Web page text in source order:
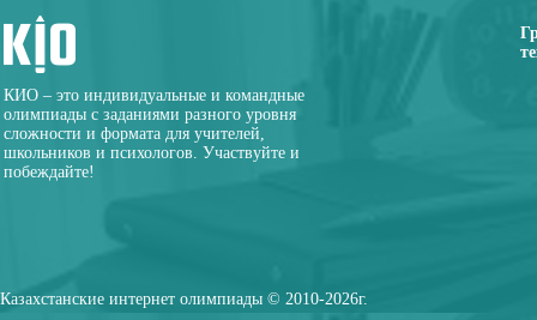
КИО – это индивидуальные и командные
олимпиады с заданиями разного уровня
сложности и формата для учителей,
школьников и психологов. Участвуйте и
побеждайте!
Казахстанские интернет олимпиады © 2010-2026г.